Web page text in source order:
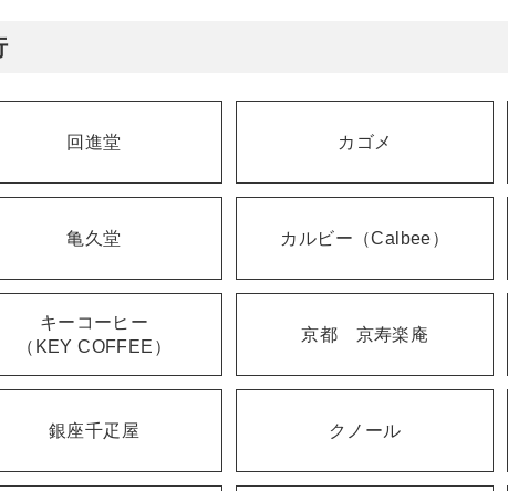
回進堂 カゴメ
亀久堂 カルビー（Calbee）
キーコーヒー
（KEY COFFEE）
京都 京寿楽庵
銀座千疋屋 クノール